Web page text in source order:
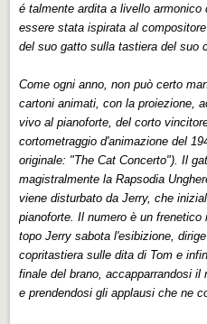
é talmente ardita a livello armonico
essere stata ispirata al
del suo gatto sulla tastiera del suo
Come ogni anno, non può certo
cartoni animati, con la proiezione,
vivo al pianoforte, del corto
cortometraggio d'animazione del
originale: "The Cat Concerto"). Il
magistralmente la Rapsodia
viene disturbato da Jerry, che
pianoforte. Il numero è un
topo Jerry sabota l'esibizione,
copritastiera sulle dita di Tom e
finale del brano, accapparrandosi
e prendendosi gli applausi che ne